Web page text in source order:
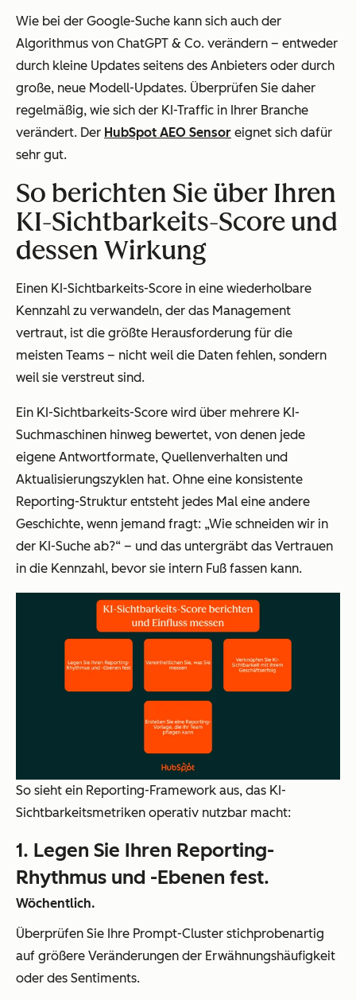
Wie bei der Google-Suche kann sich auch der
Algorithmus von ChatGPT & Co. verändern – entweder
durch kleine Updates seitens des Anbieters oder durch
große, neue Modell-Updates. Überprüfen Sie daher
regelmäßig, wie sich der KI-Traffic in Ihrer Branche
verändert. Der HubSpot AEO Sensor eignet sich dafür
sehr gut.
So berichten Sie über Ihren
KI-Sichtbarkeits-Score und
dessen Wirkung
Einen KI-Sichtbarkeits-Score in eine wiederholbare
Kennzahl zu verwandeln, der das Management
vertraut, ist die größte Herausforderung für die
meisten Teams – nicht weil die Daten fehlen, sondern
weil sie verstreut sind.
Ein KI-Sichtbarkeits-Score wird über mehrere KI-
Suchmaschinen hinweg bewertet, von denen jede
eigene Antwortformate, Quellenverhalten und
Aktualisierungszyklen hat. Ohne eine konsistente
Reporting-Struktur entsteht jedes Mal eine andere
Geschichte, wenn jemand fragt: „Wie schneiden wir in
der KI-Suche ab?“ – und das untergräbt das Vertrauen
in die Kennzahl, bevor sie intern Fuß fassen kann.
So sieht ein Reporting-Framework aus, das KI-
Sichtbarkeitsmetriken operativ nutzbar macht:
1. Legen Sie Ihren Reporting-
Rhythmus und -Ebenen fest.
Wöchentlich.
Überprüfen Sie Ihre Prompt-Cluster stichprobenartig
auf größere Veränderungen der Erwähnungshäufigkeit
oder des Sentiments.